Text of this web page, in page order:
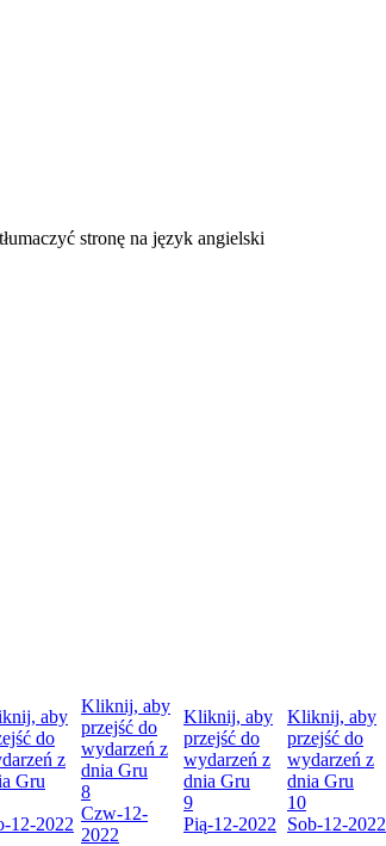
aby
do
z
Gru
-12-2022
Kliknij, aby
przejść do
wydarzeń z
dnia Gru
8
Czw-12-
2022
Kliknij, aby
przejść do
wydarzeń z
dnia Gru
9
Pią-12-2022
Kliknij, aby
przejść do
wydarzeń z
dnia Gru
10
Sob-12-2022